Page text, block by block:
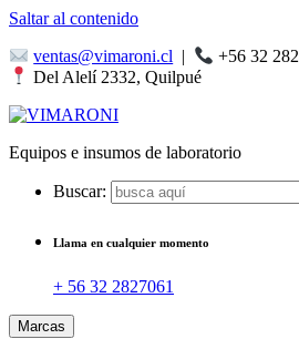
Saltar al contenido
ventas@vimaroni.cl | +56 32
Del Alelí 2332, Quilpué
Equipos e insumos de laboratorio
Buscar:
Llama en cualquier momento
+ 56 32 2827061
Marcas